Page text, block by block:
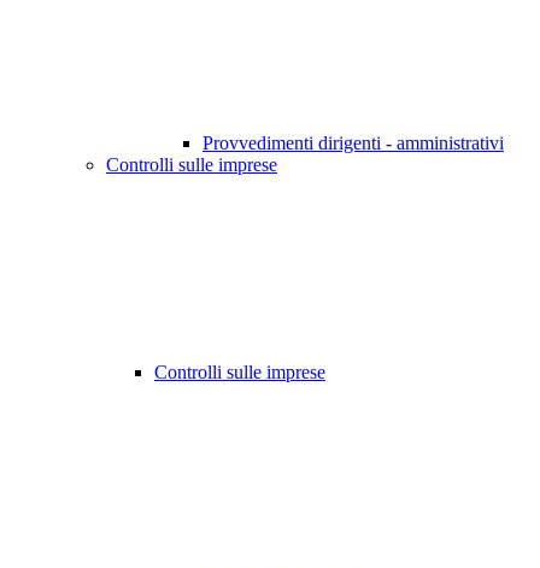
Provvedimenti dirigenti - amministrativi
Controlli sulle imprese
Controlli sulle imprese